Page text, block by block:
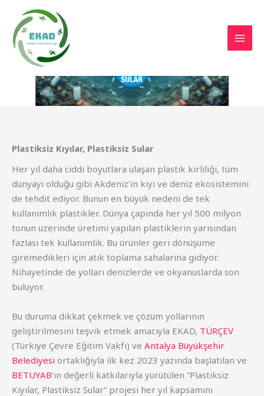
Plastiksiz Kıyılar, Plastiksiz Sular
Her yıl daha ciddi boyutlara ulaşan plastik kirliliği, tüm
dünyayı olduğu gibi Akdeniz’in kıyı ve deniz ekosistemini
de tehdit ediyor. Bunun en büyük nedeni de tek
kullanımlık plastikler. Dünya çapında her yıl 500 milyon
tonun üzerinde üretimi yapılan plastiklerin yarısından
fazlası tek kullanımlık. Bu ürünler geri dönüşüme
giremedikleri için atık toplama sahalarına gidiyor.
Nihayetinde de yolları denizlerde ve okyanuslarda son
buluyor.
Bu duruma dikkat çekmek ve çözüm yollarının
geliştirilmesini teşvik etmek amacıyla EKAD, TÜRÇEV
(Türkiye Çevre Eğitim Vakfı) ve Antalya Büyükşehir
Belediyesi ortaklığıyla ilk kez 2023 yazında başlatılan ve
BETUYAB‘ın değerli katkılarıyla yürütülen “Plastiksiz
Kıyılar, Plastiksiz Sular“ projesi her yıl kapsamını